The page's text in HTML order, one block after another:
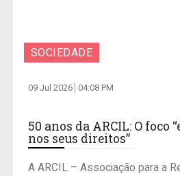
SOCIEDADE
09 Jul 2026 04:08 PM
50 anos da ARCIL: O foco
nos seus direitos”
A ARCIL – Associação para a